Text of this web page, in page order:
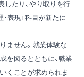
したり、やり取りを行
表現」科目が新たに
ません。就業体験な
を図るとともに、職業
くことが求められま